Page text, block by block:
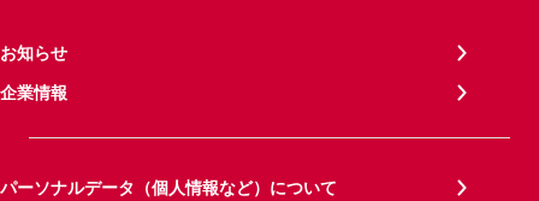
お知らせ
企業情報
パーソナルデータ（個人情報など）について